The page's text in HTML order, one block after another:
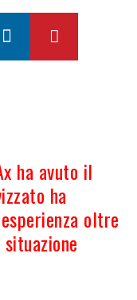
ha avuto il
ha
oltre